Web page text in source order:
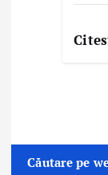
Căutare pe